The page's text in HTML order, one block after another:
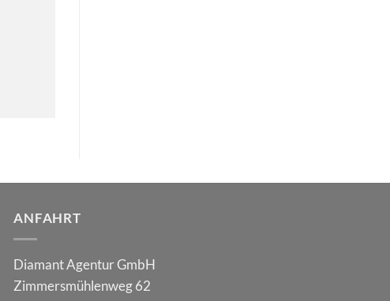
ANFAHRT
Diamant Agentur GmbH
Zimmersmühlenweg 62